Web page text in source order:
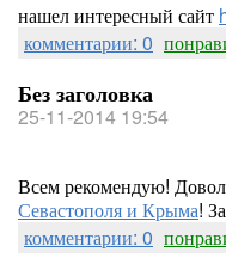
нашел интересный сайт
комментарии: 0
Без заголовка
25-11-2014 19:54
Всем рекомендую!
Севастополя и Крыма!
комментарии: 0